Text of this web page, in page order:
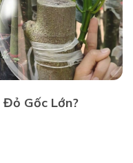
Đỏ Gốc Lớn?